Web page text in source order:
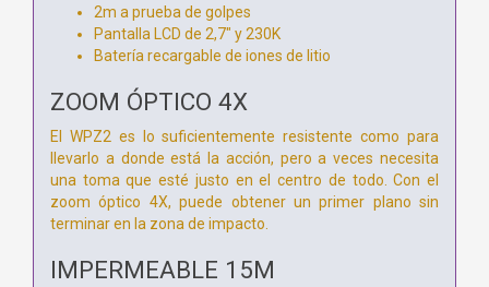
2m a prueba de golpes
Pantalla LCD de 2,7" y 230K
Batería recargable de iones de litio
ZOOM ÓPTICO 4X
El WPZ2 es lo suficientemente resistente como para
llevarlo a donde está la acción, pero a veces necesita
una toma que esté justo en el centro de todo. Con el
zoom óptico 4X, puede obtener un primer plano sin
terminar en la zona de impacto.
IMPERMEABLE 15M